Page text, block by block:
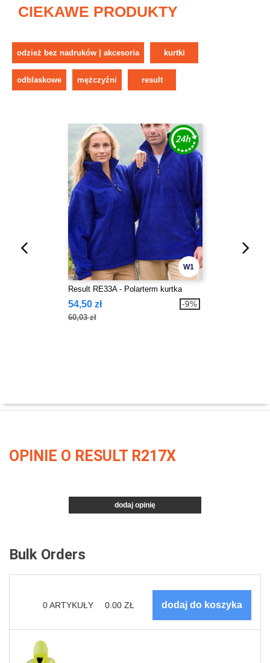
CIEKAWE PRODUKTY
odzież bez nadruków | akcesoria kurtki
odblaskowe mężczyźni result
W1
Result RE33A - Polarterm kurtka
54,50 zł
60,03 zł
-9%
OPINIE O RESULT R217X
dodaj opinię
Bulk Orders
0ARTYKUŁY 0.00 ZŁ